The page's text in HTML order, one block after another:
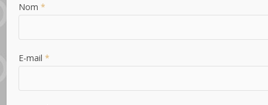
Nom*
E-mail*